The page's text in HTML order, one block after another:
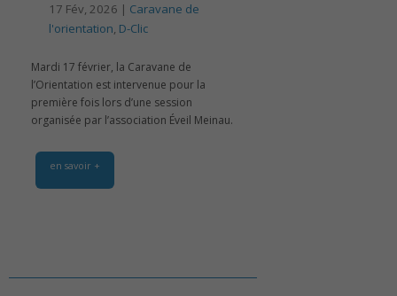
17 Fév, 2026 | Caravane de
l'orientation, D-Clic
Mardi 17 février, la Caravane de
l’Orientation est intervenue pour la
première fois lors d’une session
organisée par l’association Éveil Meinau.
en savoir +